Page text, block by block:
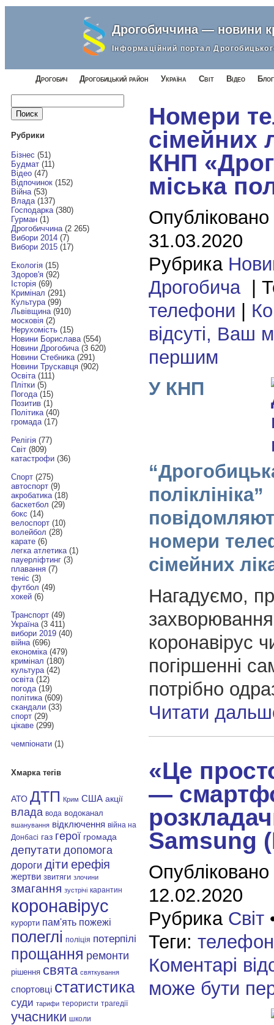
Дрогобиччина — новини
Інформаційний портал
Дрогобич Дрогобицький район Україна Світ Відео
Найти:
Рубрики
Бізнес (51)
Будмат(11)
Відео(47)
Відпочинок(152)
Війна(53)
Влада(137)
Господарка(380)
Гурман(1)
Дрогобиччина(2 265)
Вибори 2014(7)
Вибори 2015(17)
Екологія(15)
Здоров'я(92)
Історія(69)
Кримінал (291)
Культура(99)
Львівщина(910)
московія(2)
Нерухомість(15)
Новини Борислава(554)
Новини Дрогобича(3 620)
Новини Стебника(291)
Новини Трускавця(902)
Освіта(111)
Плітки(5)
Погода(15)
Позитив(1)
Політика(40)
громада(17)
Релігія(77)
Світ(809)
катастрофи(36)
Спорт(275)
автоспорт(9)
акробатика(18)
баскетбол (29)
бокс (14)
велоспорт(10)
волейбол (28)
карате(6)
легка атлетика(1)
пауерліфтинг(3)
плавання(7)
теніс (3)
футбол (49)
хокей(6)
Транспорт(49)
Україна(3 411)
вибори 2019(40)
війна(696)
економіка(479)
кримінал (180)
культура(42)
освіта(12)
погода(19)
політика(609)
скандали(33)
спорт(29)
цікаве(299)
чемпіонати(1)
Хмарка тегів
АТО ДТП Крим США акції
влада вода водоканал
вшанування відключення війна на
Донбасі газ герої громада
депутати допомога
дороги діти ерефія
жертви звитяги злочини
змагання зустрічі карантин
коронавірус
курорти пам'ять пожежі
полеглі поліція потерпілі
прощання ремонти
рішення свята святкування
спортовці статистика
суди тарифи терористи трагедії
учасники школи
Номери
сімейних
КНП
міська
31.03.2020
Рубрика
Дрогобича|
телефони |
відсуті, Ваш
першим
У КНП
поліклініка”
номери
сімейних
Нагадуємо,
коронавірус
погіршенні
потрібно
Читати
«Це
—
Samsung
12.02.2020
Рубрика Світ
Теги:
Коментарі
може бути